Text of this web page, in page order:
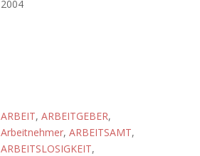
2004
ARBEIT, ARBEITGEBER,
Arbeitnehmer, ARBEITSAMT,
ARBEITSLOSIGKEIT,